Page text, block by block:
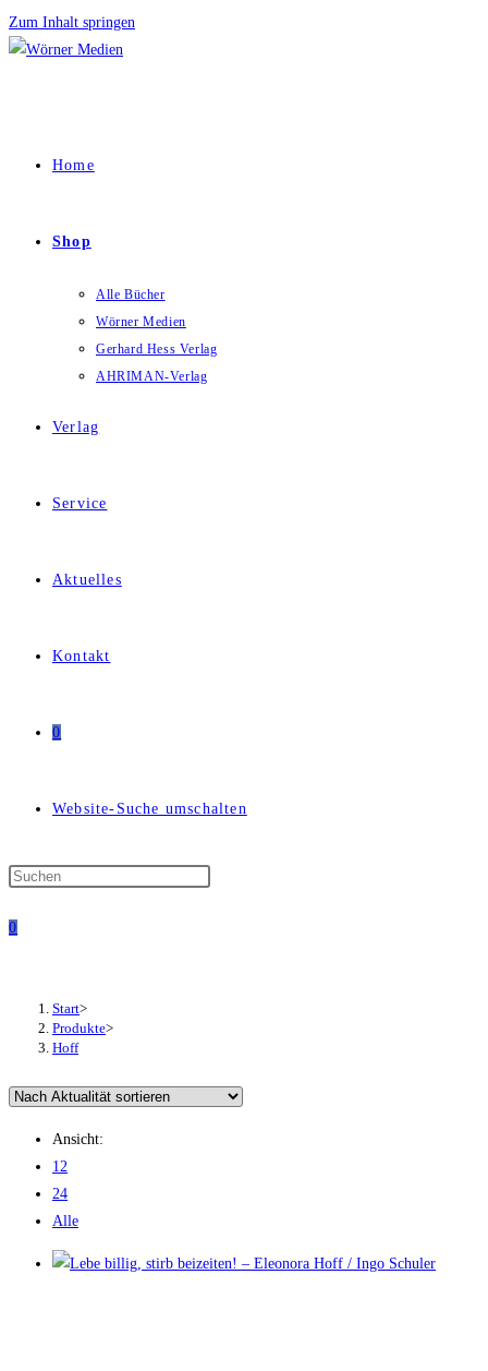
Zum Inhalt springen
Home
Shop
Alle Bücher
Wörner Medien
Gerhard Hess Verlag
AHRIMAN-Verlag
Verlag
Service
Aktuelles
Kontakt
0
Website-Suche umschalten
0
Start>
Produkte>
Hoff
Ansicht:
12
24
Alle